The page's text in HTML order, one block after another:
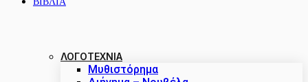
ΛΟΓΟΤΕΧΝΙΑ
Μυθιστόρημα